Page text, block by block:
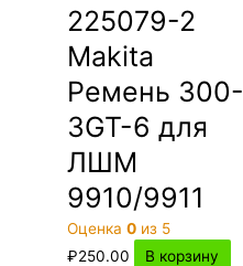
225079-2
Makita
Ремень 300-
3GT-6 для
ЛШМ
9910/9911
Оценка0 из 5
₽250.00 В корзину